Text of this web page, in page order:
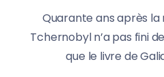
Quarante ans après la
Tchernobyl n’a pas fini
que le livre de